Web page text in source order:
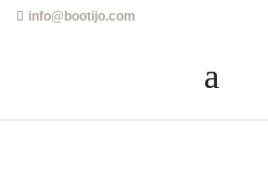
info@bootijo.com